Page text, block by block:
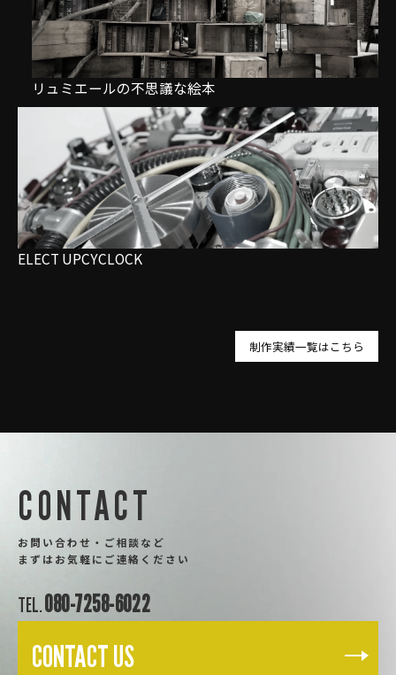
リュミエールの不思議な絵本
ELECT UPCYCLOCK
制作実績一覧はこちら
お問い合わせ・ご相談など
まずはお気軽にご連絡ください
CONTACT
TEL.080-7258-6022
CONTACT US